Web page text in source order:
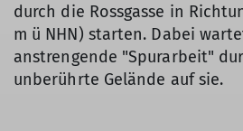
durch die Rossgasse in
m ü NHN) starten. Dabei
anstrengende "Spurarbeit"
unberührte Gelände auf sie.